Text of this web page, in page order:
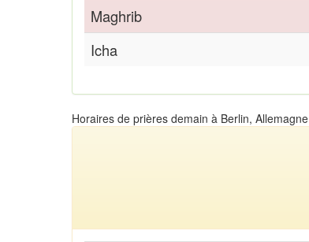
Maghrib
Icha
Horaires de prières demain à Berlin, Allemagne